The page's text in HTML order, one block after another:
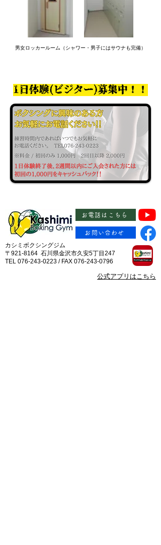
男女ロッカールーム（シャワー・男子にはサウナも完備）
1日体験(ビジター)募集中！！
お電話はこちら
お問い合わせ
カシミボクシングジム
〒921-8164 石川県金沢市久安5丁目247
TEL 076-243-0223 / FAX 076-243-0796
​公式アプリはこちら